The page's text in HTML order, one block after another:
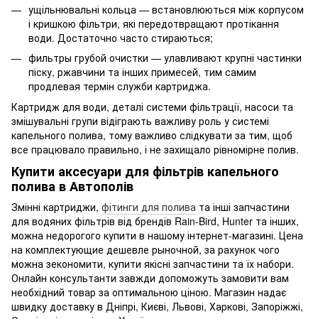
ущільнювальні кольца — встановлюються між корпусом
і кришкою фільтри, які передотвращают протікання
води. Достаточно часто стираються;
фильтры грубой очистки — улавливают крупні частинки
піску, ржавчини та інших примесей, тим самим
продлевая термін служби картриджа.
Картридж для води, деталі системи фільтрації, насоси та
змішувальні групи відіграють важливу роль у системі
капельного полива, тому важливо слідкувати за тим, щоб
все працювало правильно, і не захищало рівномірне полив.
Купити аксесуари для фільтрів капельного
полива в Автополів
Змінні картриджи, фітинги для полива та інші запчастини
для водяних фільтрів від брендів Rain-Bird, Hunter та інших,
можна недорогого купити в нашому інтернет-магазині. Цена
на комплектующие дешевле рыночной, за рахунок чого
можна зекономити, купити якісні запчастини та їх набори.
Онлайн консультанти завжди допоможуть замовити вам
необхідний товар за оптимальною ціною. Магазин надає
швидку доставку в Дніпрі, Києві, Львові, Харкові, Запоріжжі,